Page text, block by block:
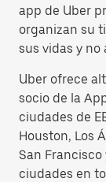
app de Uber
organizan su
sus vidas y no
Uber ofrece
socio de la
ciudades de
Houston, Los
San
ciudades en